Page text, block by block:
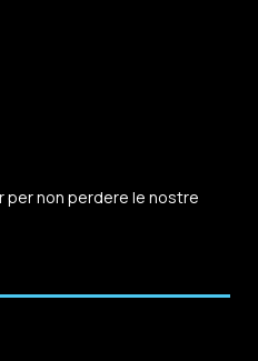
per non perdere le nostre